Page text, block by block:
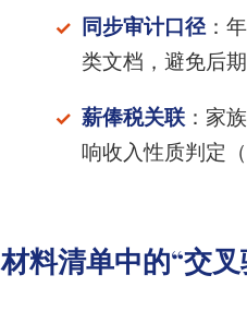
同步审计口径：
类文档，避免后
薪俸税关联：家
响收入性质判定
材料清单中的“交